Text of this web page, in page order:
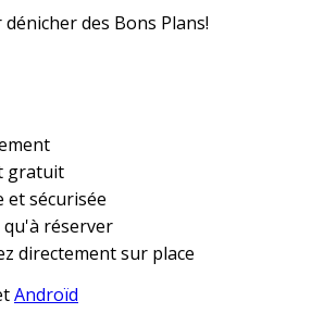
des Bons Plans!
gratuit
et sécurisée
qu'à réserver
directement sur place
Androïd